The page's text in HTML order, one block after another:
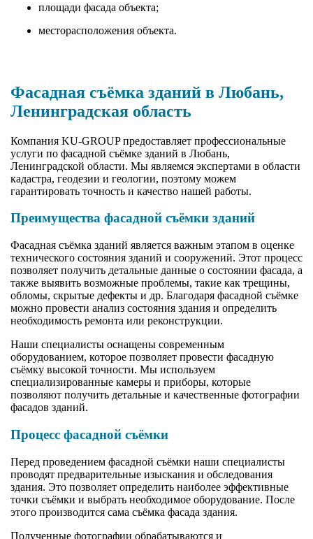
площади фасада объекта;
месторасположения объекта.
Фасадная съёмка зданий в Любань,
Ленинградская область
Компания KU-GROUP предоставляет профессиональные
услуги по фасадной съёмке зданий в Любань,
Ленинградской области. Мы являемся экспертами в области
кадастра, геодезии и геологии, поэтому можем
гарантировать точность и качество нашей работы.
Преимущества фасадной съёмки зданий
Фасадная съёмка зданий является важным этапом в оценке
технического состояния зданий и сооружений. Этот процесс
позволяет получить детальные данные о состоянии фасада, а
также выявить возможные проблемы, такие как трещины,
обломы, скрытые дефекты и др. Благодаря фасадной съёмке
можно провести анализ состояния здания и определить
необходимость ремонта или реконструкции.
Наши специалисты оснащены современным
оборудованием, которое позволяет провести фасадную
съёмку высокой точности. Мы используем
специализированные камеры и приборы, которые
позволяют получить детальные и качественные фотографии
фасадов зданий.
Процесс фасадной съёмки
Перед проведением фасадной съёмки наши специалисты
проводят предварительные изыскания и обследования
здания. Это позволяет определить наиболее эффективные
точки съёмки и выбрать необходимое оборудование. После
этого производится сама съёмка фасада здания.
Полученные фотографии обрабатываются и